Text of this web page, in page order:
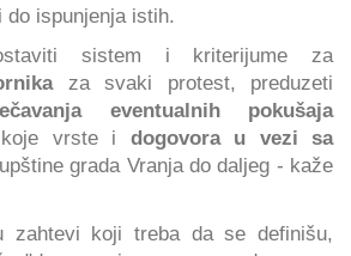
do ispunjenja istih.
sistem i kriterijume za
za svaki protest, preduzeti
eventualnih pokušaja
vrste i dogovora u vezi sa
grada Vranja do daljeg - kaže
zahtevi koji treba da se definišu,